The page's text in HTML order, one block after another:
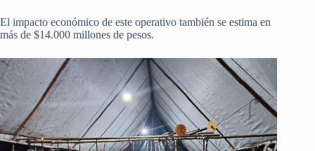
El impacto económico de este operativo también se estima en
más de $14.000 millones de pesos.